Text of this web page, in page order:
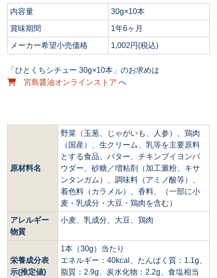
内容量 30g×10本
賞味期間 1年6ヶ月
メーカー希望小売価格 1,002円(税込)
「ひとくちシチュー 30g×10本」のお求めは
宮島醤油オンラインストア へ
原材料名
野菜（玉葱、じゃがいも、人参）、鶏肉
（国産）、生クリーム、乳等を主要原料
とする食品、バター、チキンブイヨンパ
ウダー、砂糖／増粘剤（加工澱粉、キサ
ンタンガム）、調味料（アミノ酸等）、
着色料（カラメル）、香料、（一部に小
麦・乳成分・大豆・鶏肉を含む）
アレルギー
物質
小麦、乳成分、大豆、鶏肉
栄養成分表
示(推定値)
1本（30g）当たり
エネルギー：40kcal、たんぱく質：1.1g、
脂質：2.9g、炭水化物：2.2g、食塩相当